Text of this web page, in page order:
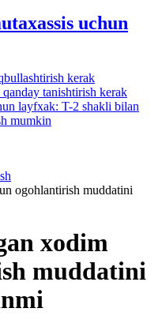
uchun
kerak
tanishtirish kerak
layfхak: T-2 shakli bilan
mumkin
ogohlantirish muddatini
хodim
muddatini